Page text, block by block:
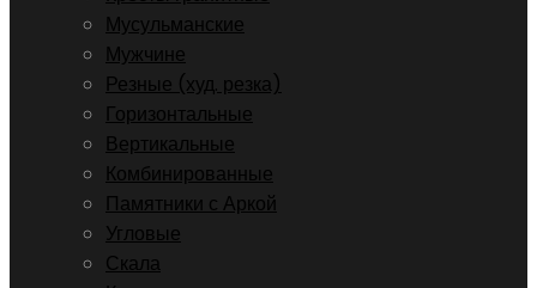
Мусульманские
Мужчине
Резные (худ. резка)
Горизонтальные
Вертикальные
Комбинированные
Памятники с Аркой
Угловые
Скала